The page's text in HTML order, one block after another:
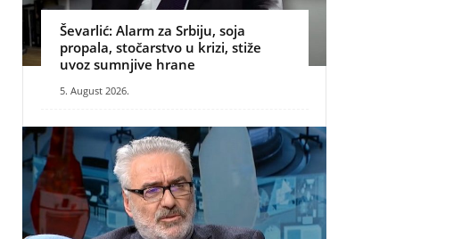
Ševarlić: Alarm za Srbiju, soja
propala, stočarstvo u krizi, stiže
uvoz sumnjive hrane
5. August 2026.